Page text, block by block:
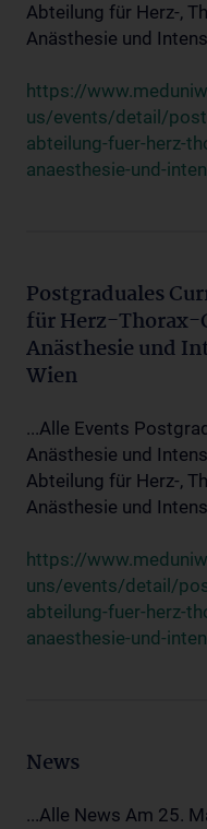
Abteilung für Herz-,
Anästhesie und
https://
us/events/detail/
abteilung-fuer-herz-
anaesthesie-und-
Postgraduales
für Herz-Thorax-
Anästhesie und
Wien
...Alle Events
Anästhesie und
Abteilung für Herz-,
Anästhesie und
https://
uns/events/detail/
abteilung-fuer-herz-
anaesthesie-und-
News
...Alle News Am 25.